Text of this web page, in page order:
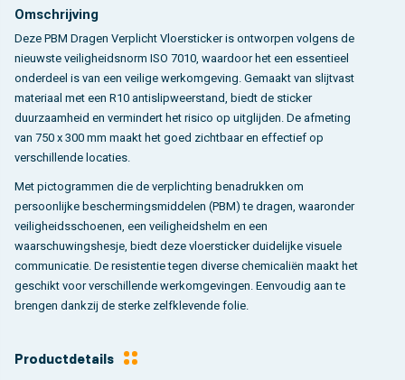
Omschrijving
Deze PBM Dragen Verplicht Vloersticker is ontworpen volgens de
nieuwste veiligheidsnorm ISO 7010, waardoor het een essentieel
onderdeel is van een veilige werkomgeving. Gemaakt van slijtvast
materiaal met een R10 antislipweerstand, biedt de sticker
duurzaamheid en vermindert het risico op uitglijden. De afmeting
van 750 x 300 mm maakt het goed zichtbaar en effectief op
verschillende locaties.
Met pictogrammen die de verplichting benadrukken om
persoonlijke beschermingsmiddelen (PBM) te dragen, waaronder
veiligheidsschoenen, een veiligheidshelm en een
waarschuwingshesje, biedt deze vloersticker duidelijke visuele
communicatie. De resistentie tegen diverse chemicaliën maakt het
geschikt voor verschillende werkomgevingen. Eenvoudig aan te
brengen dankzij de sterke zelfklevende folie.
Productdetails